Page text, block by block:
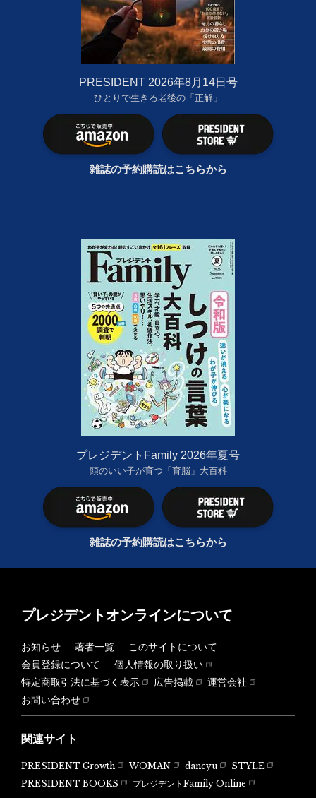
PRESIDENT 2026年8月14日号
ひとりで生きる老後の「正解」
雑誌の予約購読はこちらから
プレジデントFamily 2026年夏号
頭のいい子が育つ「育脳」大百科
雑誌の予約購読はこちらから
プレジデントオンラインについて
お知らせ 著者一覧
このサイトについて
会員登録について
個人情報の取り扱い
特定商取引法に基づく表示
広告掲載
運営会社
お問い合わせ
関連サイト
PRESIDENT Growth WOMAN dancyu
STYLE
PRESIDENT BOOKS
プレジデントFamily Online